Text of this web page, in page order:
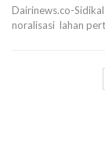
Dairinews.co-
noralisasi lahan